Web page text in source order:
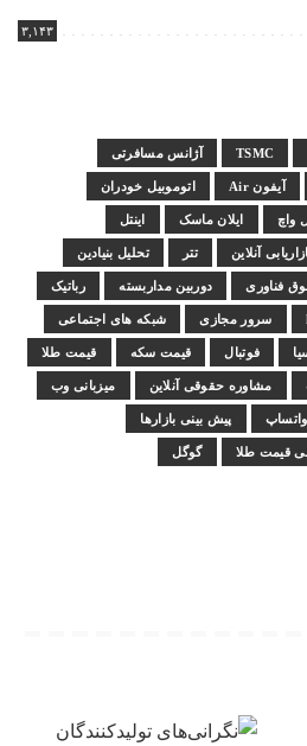
۳,۱۴۳
TSMC آژانس مسافرتی
آیفون Air اتوموبیل خودران
واچ ایلان ماسک اینتل
آنلاین تتر تحلیل بنیادین
فناوری دوربین مداربسته رباتیک
سرور مجازی شبکه های اجتماعی
فوتبال قیمت سکه قیمت طلا
مشاوره حقوقی آنلاین میزبانی وب
واتساپ پیش بینی بازارها
قیمت طلا گوگل